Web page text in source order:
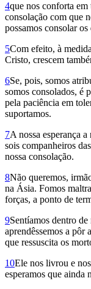
4que nos conforta em
consolação com que
possamos consolar
5Com efeito, à
Cristo, crescem
6Se, pois, somos
somos consolados, é
pela paciência em
suportamos.
7A nossa esperança
sois companheiros
nossa consolação.
8Não queremos,
na Ásia. Fomos
forças, a ponto de
9Sentíamos dentro de
aprendêssemos a pôr
que ressuscita os
10Ele nos livrou e
esperamos que ainda